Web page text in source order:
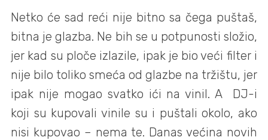
Netko će sad reći nije bitno sa čega puštaš,
bitna je glazba. Ne bih se u potpunosti složio,
jer kad su ploče izlazile, ipak je bio veći filter i
nije bilo toliko smeća od glazbe na tržištu, jer
ipak nije mogao svatko ići na vinil. A DJ-i
koji su kupovali vinile su i puštali okolo, ako
nisi kupovao – nema te. Danas većina novih